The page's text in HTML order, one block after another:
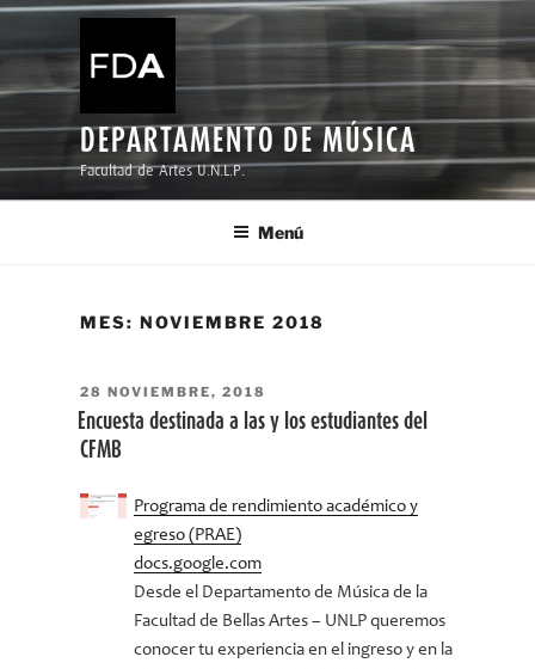
Ir
DEPARTAMENTO DE MÚSICA
Facultad de Artes U.N.L.P.
Menú
MES:NOVIEMBRE 2018
PUBLICADO
EL
28 NOVIEMBRE, 2018
Encuesta destinada a las y los estudiantes del
CFMB
Programa de rendimiento académico y
egreso (PRAE)
docs.google.com
Desde el Departamento de Música de la
Facultad de Bellas Artes – UNLP queremos
conocer tu experiencia en el ingreso y en la